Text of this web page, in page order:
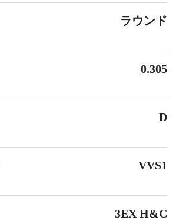
ラウンド
0.305
D
VVS1
3EX H&C